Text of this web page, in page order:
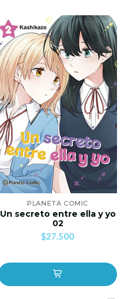
PLANETA COMIC
Un secreto entre ella y yo
02
$27.500